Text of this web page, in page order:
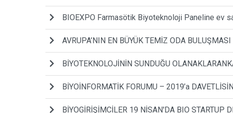
BIOEXPO Farmasötik Biyoteknoloji Paneline ev
AVRUPA’NIN EN BÜYÜK TEMİZ ODA
BİYOTEKNOLOJİNİN SUNDUĞU
BİYOİNFORMATİK FORUMU – 2019’a
BİYOGİRİŞİMCİLER 19 NİSAN'DA BIO STARTUP